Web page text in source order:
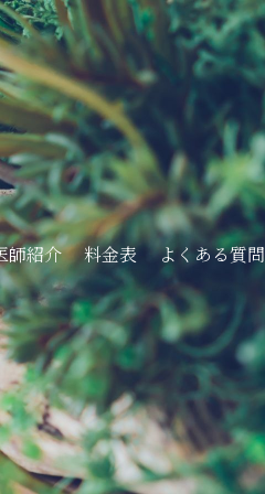
師紹介 料金表 よくある質問